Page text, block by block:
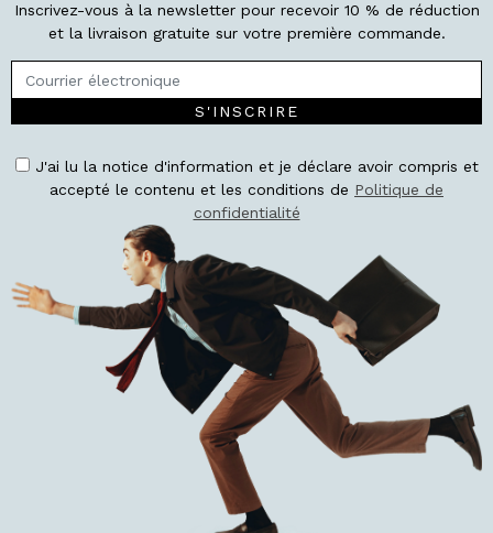
Inscrivez-vous à la newsletter pour recevoir 10 % de réduction
et la livraison gratuite sur votre première commande.
S'INSCRIRE
J'ai lu la notice d'information et je déclare avoir compris et
accepté le contenu et les conditions de Politique de
confidentialité